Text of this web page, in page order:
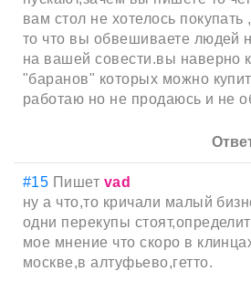
вам стол не хотелось покупать
то что вы обвешиваете людей
на вашей совести.вы наверно
"баранов" которых можно
работаю но не продаюсь и не
#15 Пишет vad
ну а что,то кричали малый
одни перекупы
мое мнение что скоро в
москве,в алтуфьево,гетто.